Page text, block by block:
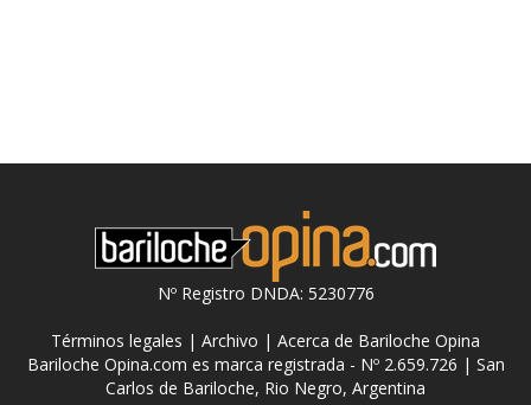
Nº Registro DNDA: 5230776
Términos legales | Archivo | Acerca de Bariloche Opina
Bariloche Opina.com es marca registrada - Nº 2.659.726 | San
Carlos de Bariloche, Rio Negro, Argentina